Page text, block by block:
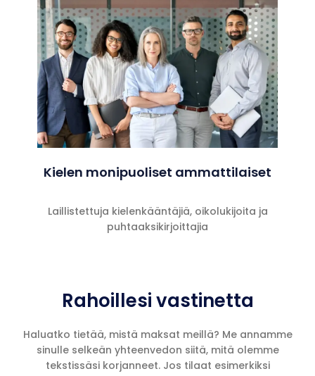
Kielen monipuoliset ammattilaiset
Laillistettuja kielenkääntäjiä, oikolukijoita ja
puhtaaksikirjoittajia
Rahoillesi vastinetta
Haluatko tietää, mistä maksat meillä? Me annamme
sinulle selkeän yhteenvedon siitä, mitä olemme
tekstissäsi korjanneet. Jos tilaat esimerkiksi